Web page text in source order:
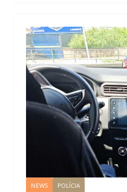
NEWS POLÍCIA